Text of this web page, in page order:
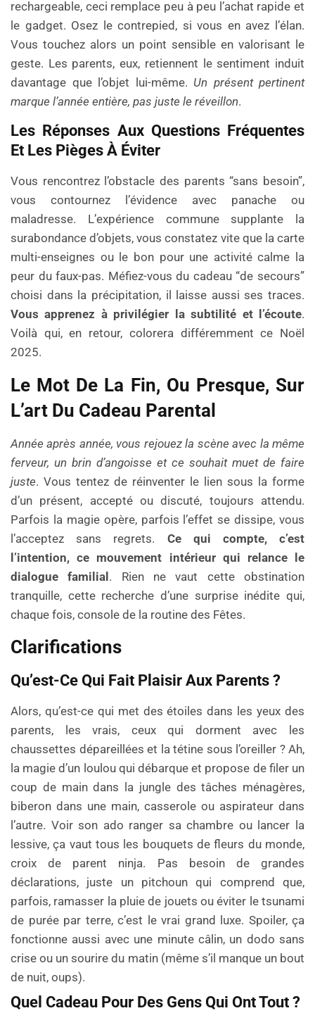
rechargeable, ceci remplace peu à peu l’achat rapide et
le gadget. Osez le contrepied, si vous en avez l’élan.
Vous touchez alors un point sensible en valorisant le
geste. Les parents, eux, retiennent le sentiment induit
davantage que l’objet lui-même. Un présent pertinent
marque l’année entière, pas juste le réveillon.
Les Réponses Aux Questions Fréquentes
Et Les Pièges À Éviter
Vous rencontrez l’obstacle des parents “sans besoin”,
vous contournez l’évidence avec panache ou
maladresse. L’expérience commune supplante la
surabondance d’objets, vous constatez vite que la carte
multi-enseignes ou le bon pour une activité calme la
peur du faux-pas. Méfiez-vous du cadeau “de secours”
choisi dans la précipitation, il laisse aussi ses traces.
Vous apprenez à privilégier la subtilité et l’écoute.
Voilà qui, en retour, colorera différemment ce Noël
2025.
Le Mot De La Fin, Ou Presque, Sur
L’art Du Cadeau Parental
Année après année, vous rejouez la scène avec la même
ferveur, un brin d’angoisse et ce souhait muet de faire
juste. Vous tentez de réinventer le lien sous la forme
d’un présent, accepté ou discuté, toujours attendu.
Parfois la magie opère, parfois l’effet se dissipe, vous
l’acceptez sans regrets. Ce qui compte, c’est
l’intention, ce mouvement intérieur qui relance le
dialogue familial. Rien ne vaut cette obstination
tranquille, cette recherche d’une surprise inédite qui,
chaque fois, console de la routine des Fêtes.
Clarifications
Qu’est-Ce Qui Fait Plaisir Aux Parents ?
Alors, qu’est-ce qui met des étoiles dans les yeux des
parents, les vrais, ceux qui dorment avec les
chaussettes dépareillées et la tétine sous l’oreiller ? Ah,
la magie d’un loulou qui débarque et propose de filer un
coup de main dans la jungle des tâches ménagères,
biberon dans une main, casserole ou aspirateur dans
l’autre. Voir son ado ranger sa chambre ou lancer la
lessive, ça vaut tous les bouquets de fleurs du monde,
croix de parent ninja. Pas besoin de grandes
déclarations, juste un pitchoun qui comprend que,
parfois, ramasser la pluie de jouets ou éviter le tsunami
de purée par terre, c’est le vrai grand luxe. Spoiler, ça
fonctionne aussi avec une minute câlin, un dodo sans
crise ou un sourire du matin (même s’il manque un bout
de nuit, oups).
Quel Cadeau Pour Des Gens Qui Ont Tout ?